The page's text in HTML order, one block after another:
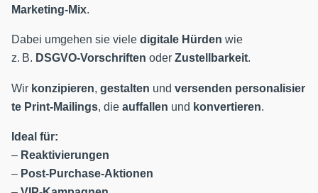
Marketing-Mix.
Dabei umgehen sie viele digitale Hürden wie
z. B. DSGVO-Vorschriften oder Zustellbarkeit.
Wir konzipieren gestalten und versenden personalisier
te Print-Mailings , die auffallen und konvertieren
Ideal für:
– Reaktivierungen
– Post-Purchase-Aktionen